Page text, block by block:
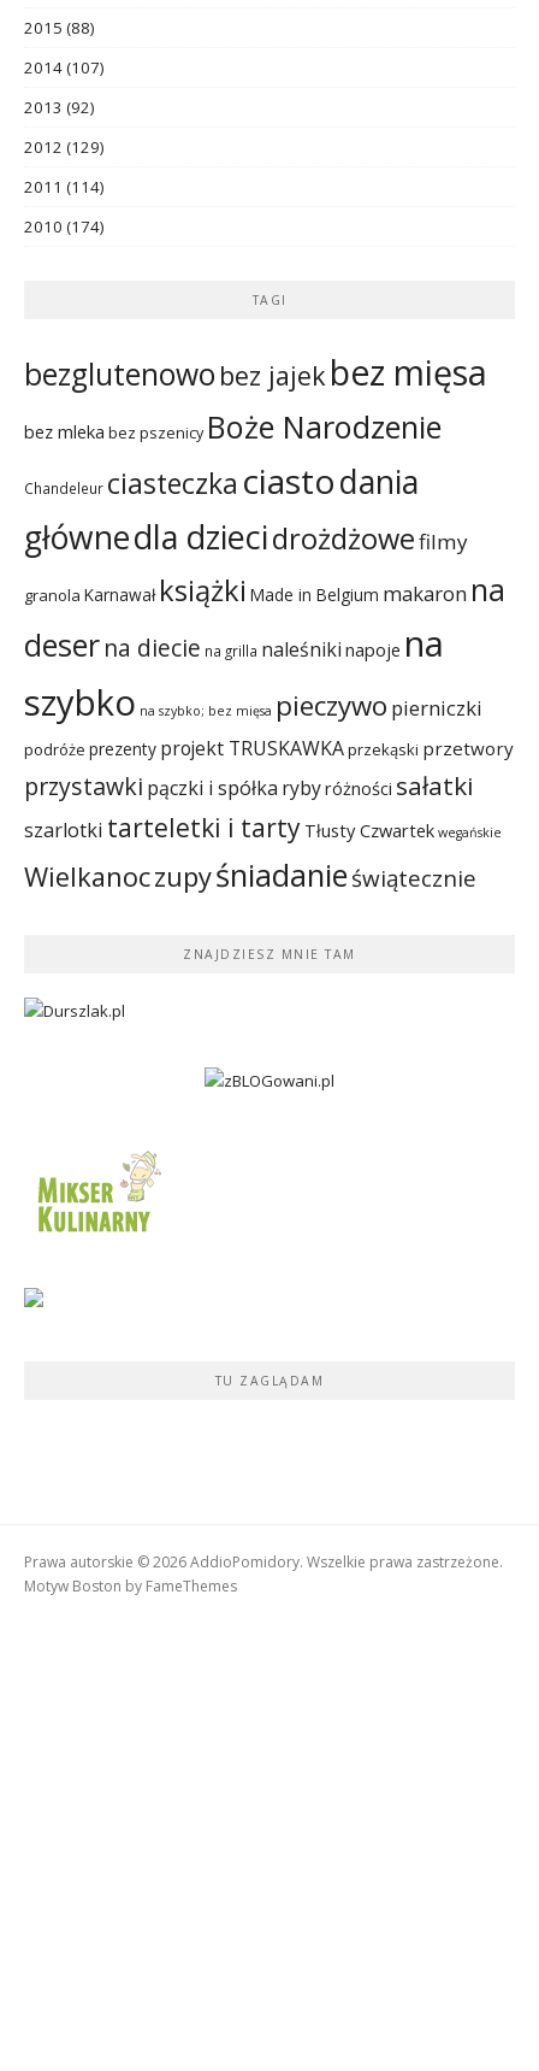
2015 (88)
2014(107)
2013 (92)
2012 (129)
2011 (114)
2010 (174)
TAGI
bezglutenowo bez jajekbez mięsa
bez mleka bez pszenicy Boże Narodzenie
Chandeleur ciasteczka ciastodania
głównedla dziecidrożdżowefilmy
granola Karnawał książki Made in Belgium makaron na
deserna diecie na grilla naleśniki napoje na
szybko na szybko; bez mięsa pieczywo pierniczki
podróże prezenty projekt TRUSKAWKAprzekąski przetwory
przystawki pączki i spółka rybyróżności sałatki
szarlotki tarteletki i tarty Tłusty Czwartek wegańskie
Wielkanoczupyśniadanieświątecznie
ZNAJDZIESZ MNIE TAM
TU ZAGLĄDAM
Prawa autorskie © 2026 AddioPomidory. Wszelkie prawa zastrzeżone.
Motyw Boston by FameThemes